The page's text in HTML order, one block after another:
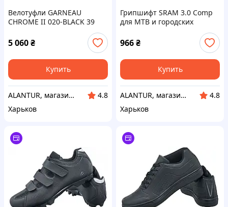
Велотуфли GARNEAU
CHROME II 020-BLACK 39
5 060₴
Купить
ALANTUR, магазин туристичного спорядження та велосипедів
4.8
Харьков
Грипшифт SRAM 3.0 Comp
для MTB и городских
велосипедов, 8 скоростей,
черный
966₴
Купить
ALANTUR, магазин туристичного спорядження та велосипедів
4.8
Харьков